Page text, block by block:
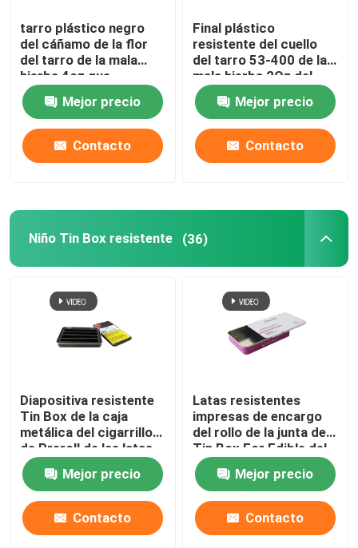
tarro plástico negro
del cáñamo de la flor
del tarro de la mala
hierba 4oz que
empaqueta con el
casquilloMejor precio
Contacto
Final plástico
resistente del cuello
del tarro 53-400 de la
mala hierba 2Oz del
niño blanco negro
Mejor precio
Contacto
Niño Tin Box resistente (36)
Diapositiva resistente
Tin Box de la caja
metálica del cigarrillo
de Preroll de las latas
del niño reutilizable
Mejor precio
Contacto
Latas resistentes
impresas de encargo
del rollo de la junta de
Tin Box For Edible del
niño pre
Mejor precio
Contacto